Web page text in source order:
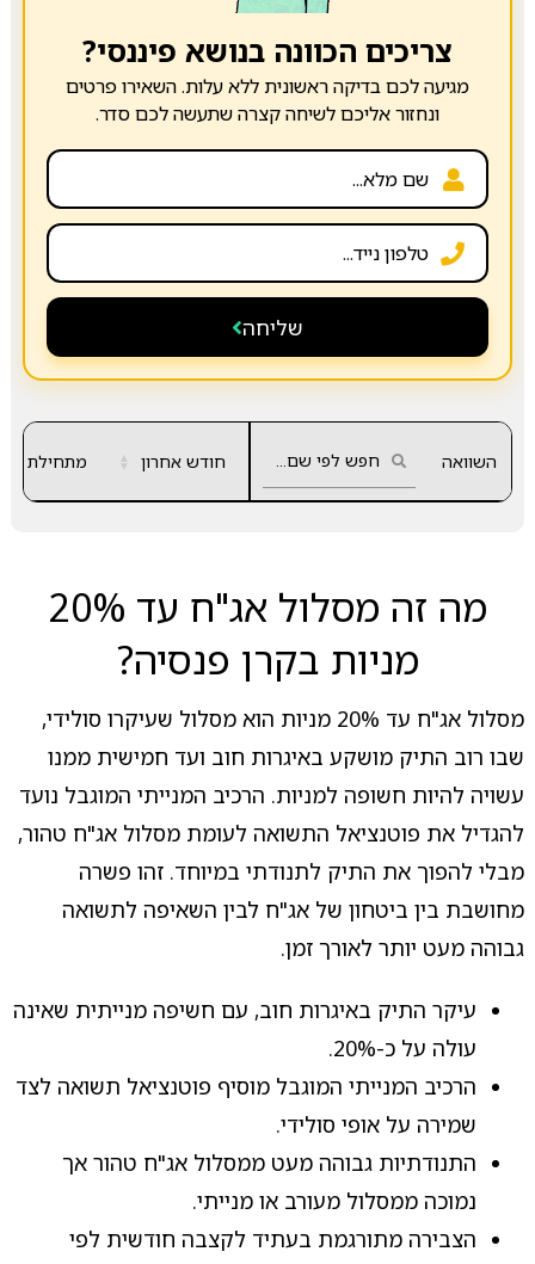
צריכים הכוונה בנושא פיננסי?
מגיעה לכם בדיקה ראשונית ללא עלות. השאירו פרטים
ונחזור אליכם לשיחה קצרה שתעשה לכם סדר.
שליחה
השוואה חודש אחרון ▲
▼ מתחילת
מה זה מסלול אג"ח עד 20%
מניות בקרן פנסיה?
מסלול אג"ח עד 20% מניות הוא מסלול שעיקרו סולידי,
שבו רוב התיק מושקע באיגרות חוב ועד חמישית ממנו
עשויה להיות חשופה למניות. הרכיב המנייתי המוגבל נועד
להגדיל את פוטנציאל התשואה לעומת מסלול אג"ח טהור,
מבלי להפוך את התיק לתנודתי במיוחד. זהו פשרה
מחושבת בין ביטחון של אג"ח לבין השאיפה לתשואה
גבוהה מעט יותר לאורך זמן.
עיקר התיק באיגרות חוב, עם חשיפה מנייתית שאינה
עולה על כ-20%.
הרכיב המנייתי המוגבל מוסיף פוטנציאל תשואה לצד
שמירה על אופי סולידי.
התנודתיות גבוהה מעט ממסלול אג"ח טהור אך
נמוכה ממסלול מעורב או מנייתי.
הצבירה מתורגמת בעתיד לקצבה חודשית לפי